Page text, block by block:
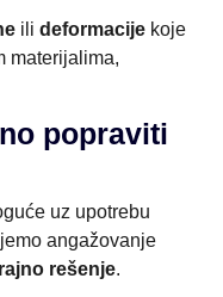
ili deformacije koje
materijalima,
popraviti
uz upotrebu
angažovanje
rešenje.